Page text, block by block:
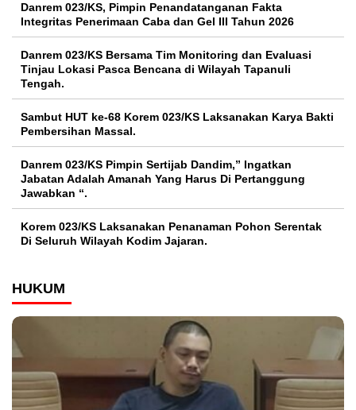
Danrem 023/KS, Pimpin Penandatanganan Fakta
Integritas Penerimaan Caba dan Gel III Tahun 2026
Danrem 023/KS Bersama Tim Monitoring dan Evaluasi
Tinjau Lokasi Pasca Bencana di Wilayah Tapanuli
Tengah.
Sambut HUT ke-68 Korem 023/KS Laksanakan Karya Bakti
Pembersihan Massal.
Danrem 023/KS Pimpin Sertijab Dandim,” Ingatkan
Jabatan Adalah Amanah Yang Harus Di Pertanggung
Jawabkan “.
Korem 023/KS Laksanakan Penanaman Pohon Serentak
Di Seluruh Wilayah Kodim Jajaran.
HUKUM